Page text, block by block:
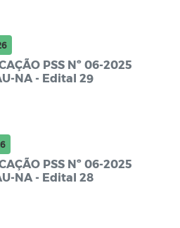
PSS Nº 06-2025
NA - Edital 29
PSS Nº 06-2025
NA - Edital 28